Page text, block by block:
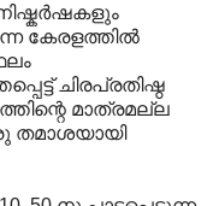
കേരളത്തിൽ
ചിരപ്രതിഷ്ഠ
മാത്രമല്ല
തമാശയായി